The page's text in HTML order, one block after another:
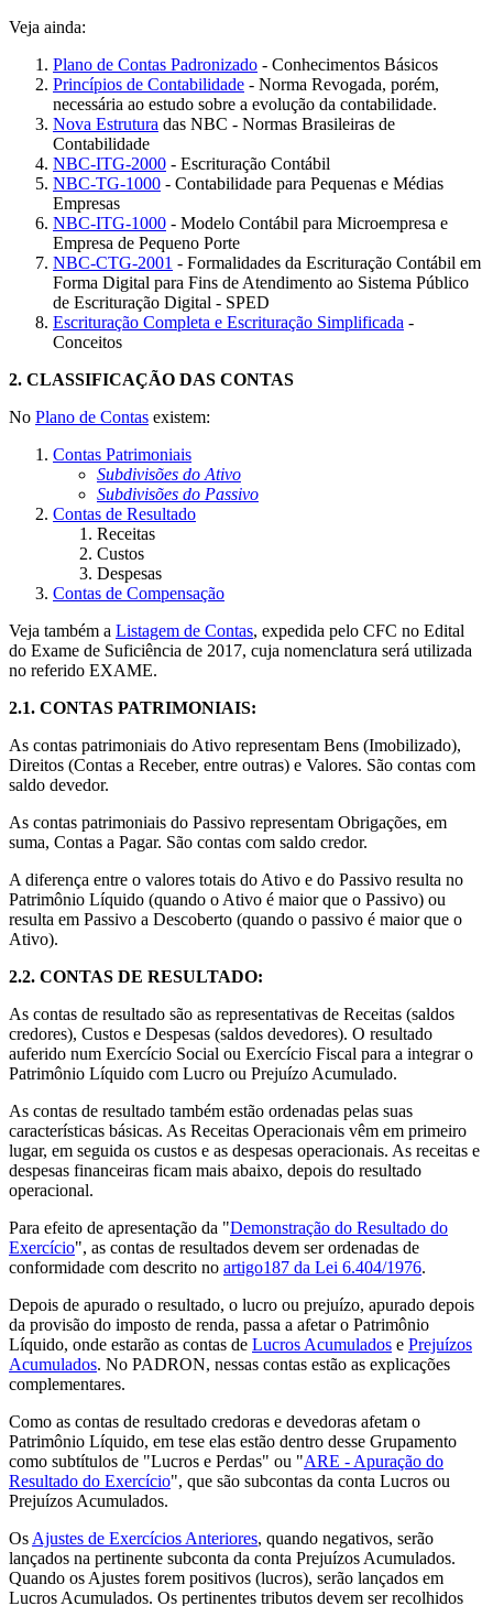
Veja ainda:
Plano de Contas Padronizado - Conhecimentos Básicos
Princípios de Contabilidade - Norma Revogada, porém,
necessária ao estudo sobre a evolução da contabilidade.
Nova Estrutura das NBC - Normas Brasileiras de
Contabilidade
NBC-ITG-2000 - Escrituração Contábil
NBC-TG-1000 - Contabilidade para Pequenas e Médias
Empresas
NBC-ITG-1000 - Modelo Contábil para Microempresa e
Empresa de Pequeno Porte
NBC-CTG-2001 - Formalidades da Escrituração Contábil em
Forma Digital para Fins de Atendimento ao Sistema Público
de Escrituração Digital - SPED
Escrituração Completa e Escrituração Simplificada -
Conceitos
2. CLASSIFICAÇÃO DAS CONTAS
No Plano de Contas existem:
Contas Patrimoniais
Subdivisões do Ativo
Subdivisões do Passivo
Contas de Resultado
Receitas
Custos
Despesas
Contas de Compensação
Veja também a Listagem de Contas, expedida pelo CFC no Edital
do Exame de Suficiência de 2017, cuja nomenclatura será utilizada
no referido EXAME.
2.1. CONTAS PATRIMONIAIS:
As contas patrimoniais do Ativo representam Bens (Imobilizado),
Direitos (Contas a Receber, entre outras) e Valores. São contas com
saldo devedor.
As contas patrimoniais do Passivo representam Obrigações, em
suma, Contas a Pagar. São contas com saldo credor.
A diferença entre o valores totais do Ativo e do Passivo resulta no
Patrimônio Líquido (quando o Ativo é maior que o Passivo) ou
resulta em Passivo a Descoberto (quando o passivo é maior que o
Ativo).
2.2. CONTAS DE RESULTADO:
As contas de resultado são as representativas de Receitas (saldos
credores), Custos e Despesas (saldos devedores). O resultado
auferido num Exercício Social ou Exercício Fiscal para a integrar o
Patrimônio Líquido com Lucro ou Prejuízo Acumulado.
As contas de resultado também estão ordenadas pelas suas
características básicas. As Receitas Operacionais vêm em primeiro
lugar, em seguida os custos e as despesas operacionais. As receitas e
despesas financeiras ficam mais abaixo, depois do resultado
operacional.
Para efeito de apresentação da "Demonstração do Resultado do
Exercício", as contas de resultados devem ser ordenadas de
conformidade com descrito no artigo187 da Lei 6.404/1976.
Depois de apurado o resultado, o lucro ou prejuízo, apurado depois
da provisão do imposto de renda, passa a afetar o Patrimônio
Líquido, onde estarão as contas de Lucros Acumulados e Prejuízos
Acumulados. No PADRON, nessas contas estão as explicações
complementares.
Como as contas de resultado credoras e devedoras afetam o
Patrimônio Líquido, em tese elas estão dentro desse Grupamento
como subtítulos de "Lucros e Perdas" ou "ARE - Apuração do
Resultado do Exercício", que são subcontas da conta Lucros ou
Prejuízos Acumulados.
Os Ajustes de Exercícios Anteriores, quando negativos, serão
lançados na pertinente subconta da conta Prejuízos Acumulados.
Quando os Ajustes forem positivos (lucros), serão lançados em
Lucros Acumulados. Os pertinentes tributos devem ser recolhidos